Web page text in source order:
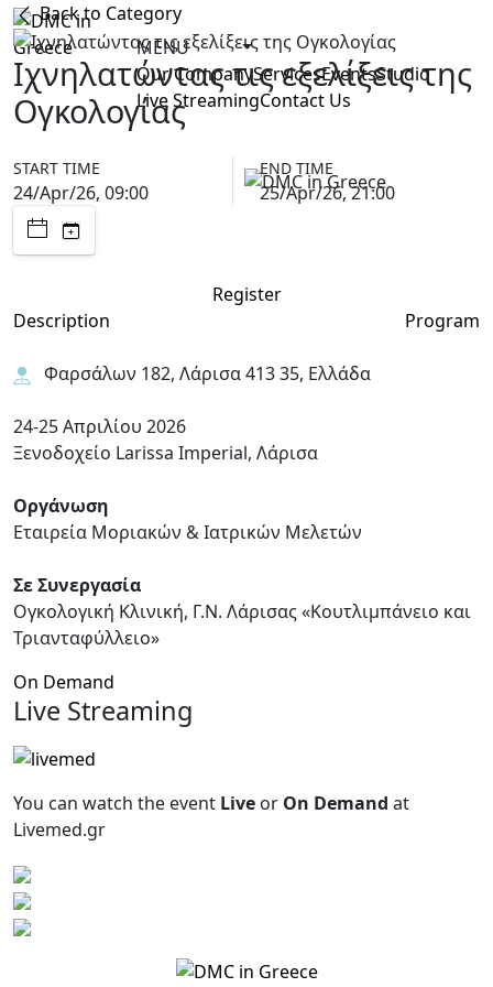
MENU
Our CompanyServicesEventsStudio
Live StreamingContact Us
Back to Category
Ιχνηλατώντας τις εξελίξεις της
Ογκολογίας
START TIME
24/Apr/26, 09:00
END TIME
25/Apr/26, 21:00
Register
Description
Program
Φαρσάλων 182, Λάρισα 413 35, Ελλάδα
24-25 Απριλίου 2026
Ξενοδοχείο Larissa Imperial, Λάρισα
Οργάνωση
Εταιρεία Μοριακών & Ιατρικών Μελετών
Σε Συνεργασία
Ογκολογική Κλινική, Γ.Ν. Λάρισας «Κουτλιμπάνειο και
Τριανταφύλλειο»
On Demand
Live Streaming
You can watch the event Live or On Demand at
Livemed.gr